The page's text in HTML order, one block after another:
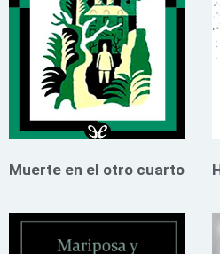
Muerte en el otro cuarto